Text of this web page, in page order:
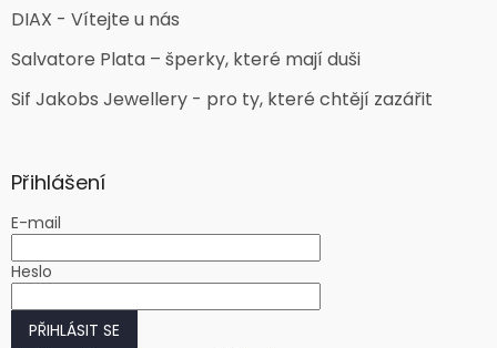
DIAX - Vítejte u nás
Salvatore Plata – šperky, které mají duši
Sif Jakobs Jewellery - pro ty, které chtějí zazářit
Přihlášení
E-mail
Heslo
PŘIHLÁSIT SE